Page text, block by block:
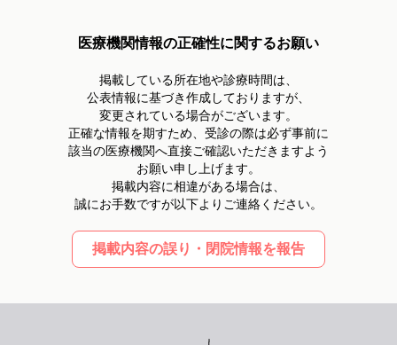
医療機関情報の正確性に関するお願い
掲載している所在地や診療時間は、
公表情報に基づき作成しておりますが、
変更されている場合がございます。
正確な情報を期すため、受診の際は必ず事前に
該当の医療機関へ直接ご確認いただきますよう
お願い申し上げます。
掲載内容に相違がある場合は、
誠にお手数ですが以下よりご連絡ください。
掲載内容の誤り・閉院情報を報告